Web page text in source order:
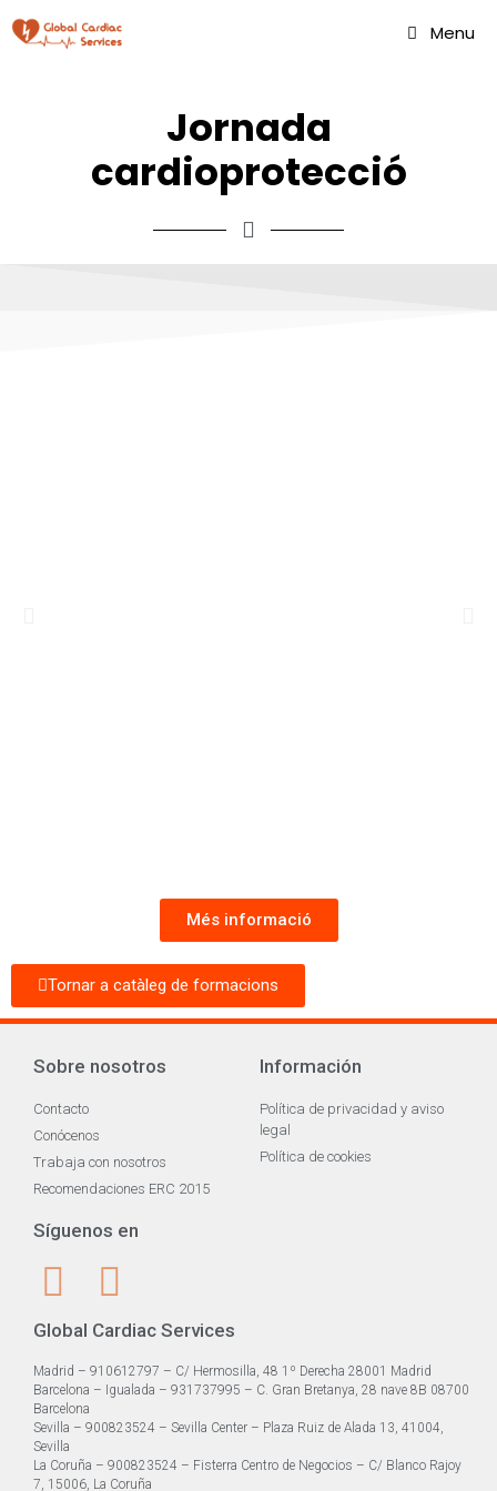
Menu
Jornada
cardioprotecció
Més informació
Tornar a catàleg de formacions
Sobre nosotros
Contacto
Conócenos
Trabaja con nosotros
Recomendaciones ERC 2015
Información
Política de privacidad y aviso
legal
Política de cookies
Síguenos en
Global Cardiac Services
Madrid – 910612797 – C/ Hermosilla, 48 1º Derecha 28001 Madrid
Barcelona – Igualada – 931737995 – C. Gran Bretanya, 28 nave 8B 08700
Barcelona
Sevilla – 900823524 – Sevilla Center – Plaza Ruiz de Alada 13, 41004,
Sevilla
La Coruña – 900823524 – Fisterra Centro de Negocios – C/ Blanco Rajoy
7, 15006, La Coruña